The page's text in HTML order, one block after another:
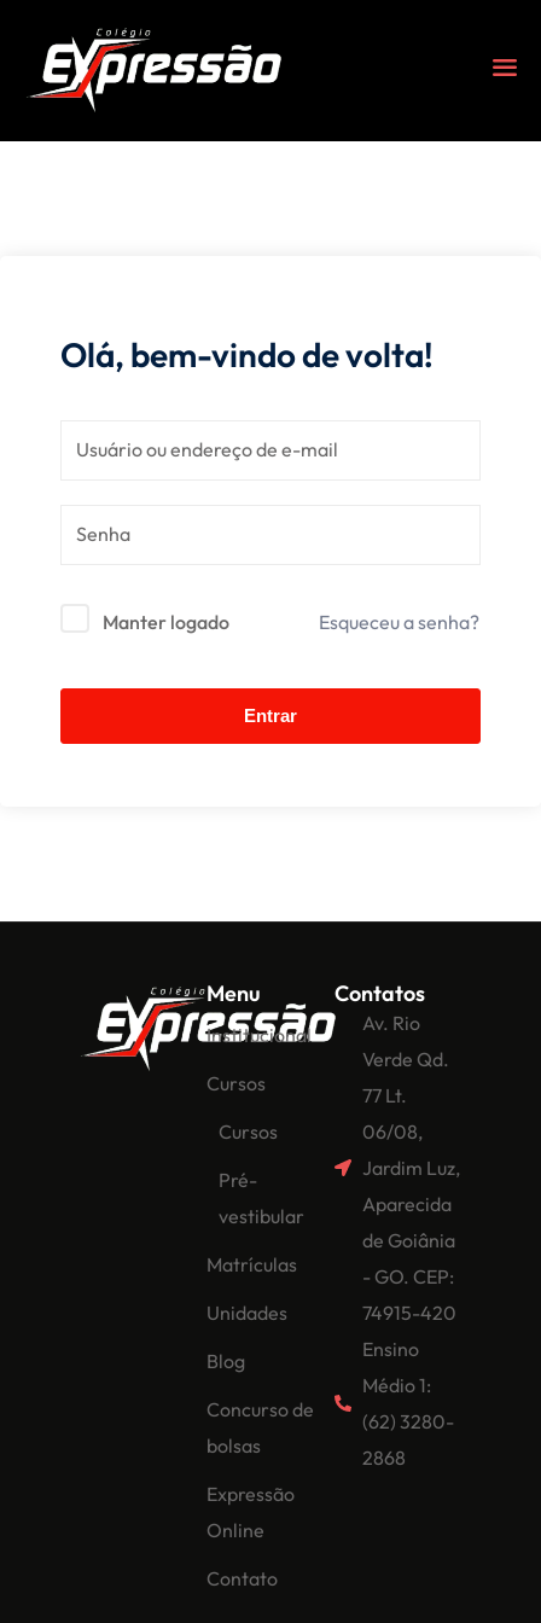
Olá, bem-vindo de volta!
Manter logado Esqueceu a senha?
Entrar
Menu
Institucional
Cursos
Cursos
Pré-
vestibular
Matrículas
Unidades
Blog
Concurso de
bolsas
Expressão
Online
Contato
Contatos
Av. Rio
Verde Qd.
77 Lt.
06/08,
Jardim Luz,
Aparecida
de Goiânia
- GO. CEP:
74915-420
Ensino
Médio 1:
(62) 3280-
2868